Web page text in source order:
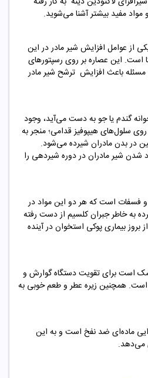
مواد مفید بیشتر آشنا می‌شوید.
از عوامل افزایش شیر مادر در این
است. این عصاره بر روی رسپتورهای
مسئله باعث افزایش ترشح شیر مادر
گندم یا جو به دست می‌آید، وجود
روی سلول‌های هیپوفیز قدامی؛ منجر به
در بدن مادران شیرده می‌شود.
شدن شیر مادران در دوره شیردهی را
فسفات است که هر دو این مواد در
به خاطر جبران کلسیم از دست رفته
بیماری پوکی استخوان در آینده
است برای تقویت دستگاه گوارش و
است. همچنین زیره عطر و طعم خوبی به
ماده‌ای ضد نفخ است و به این
می‌دهد.